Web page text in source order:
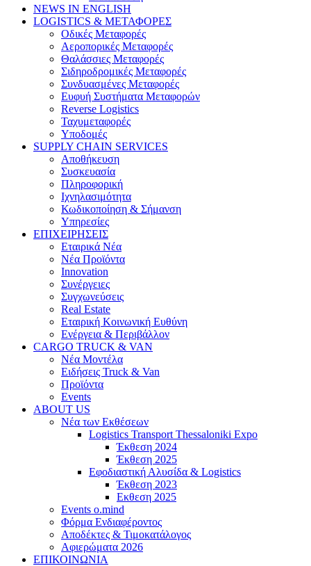
NEWS IN ENGLISH
LOGISTICS & ΜΕΤΑΦΟΡΕΣ
Οδικές Μεταφορές
Αεροπορικές Μεταφορές
Θαλάσσιες Μεταφορές
Σιδηροδρομικές Μεταφορές
Συνδυασμένες Μεταφορές
Ευφυή Συστήματα Μεταφορών
Reverse Logistics
Ταχυμεταφορές
Υποδομές
SUPPLY CHAIN SERVICES
Αποθήκευση
Συσκευασία
Πληροφορική
Ιχνηλασιμότητα
Κωδικοποίηση & Σήμανση
Υπηρεσίες
ΕΠΙΧΕΙΡΗΣΕΙΣ
Εταιρικά Νέα
Νέα Προϊόντα
Innovation
Συνέργειες
Συγχωνεύσεις
Real Estate
Εταιρική Κοινωνική Ευθύνη
Ενέργεια & Περιβάλλον
CARGO TRUCK & VAN
Νέα Μοντέλα
Ειδήσεις Truck & Van
Προϊόντα
Events
ABOUT US
Νέα των Εκθέσεων
Logistics Transport Thessaloniki Expo
Έκθεση 2024
Έκθεση 2025
Εφοδιαστική Αλυσίδα & Logistics
Έκθεση 2023
Εκθεση 2025
Events o.mind
Φόρμα Ενδιαφέροντος
Αποδέκτες & Τιμοκατάλογος
Αφιερώματα 2026
ΕΠΙΚΟΙΝΩΝΙΑ